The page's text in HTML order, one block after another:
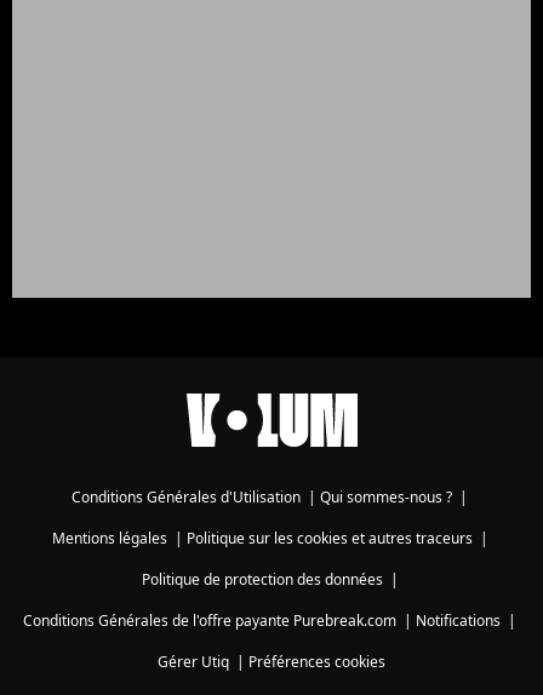
Conditions Générales d'Utilisation Qui sommes-nous ?
Mentions légales| Politique sur les cookies et autres traceurs|
Politique de protection des données|
Conditions Générales de l'offre payante Purebreak.com
Notifications
Gérer Utiq
Préférences cookies